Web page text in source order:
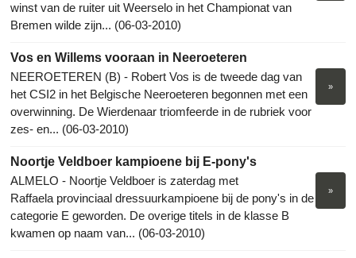
winst van de ruiter uit Weerselo in het Championat van
Bremen wilde zijn... (06-03-2010)
Vos en Willems vooraan in Neeroeteren
»
NEEROETEREN (B) - Robert Vos is de tweede dag van
het CSI2 in het Belgische Neeroeteren begonnen met een
overwinning. De Wierdenaar triomfeerde in de rubriek voor
zes- en... (06-03-2010)
Noortje Veldboer kampioene bij E-pony's
»
ALMELO - Noortje Veldboer is zaterdag met
Raffaela provinciaal dressuurkampioene bij de pony's in de
categorie E geworden. De overige titels in de klasse B
kwamen op naam van... (06-03-2010)